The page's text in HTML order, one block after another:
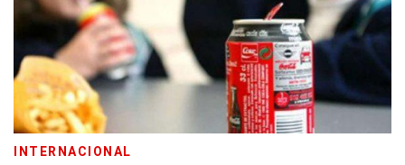
INTERNACIONAL